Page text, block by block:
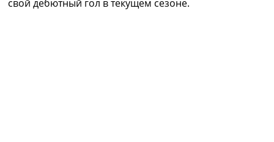
свой дебютный гол в текущем сезоне.